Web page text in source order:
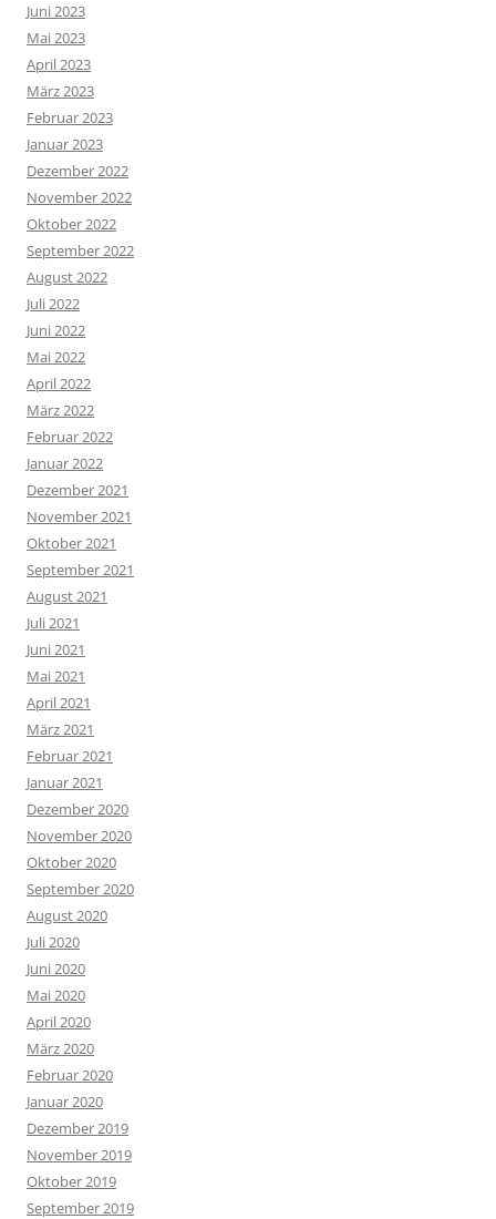
Juni 2023
Mai 2023
April 2023
März 2023
Februar 2023
Januar 2023
Dezember 2022
November 2022
Oktober 2022
September 2022
August 2022
Juli 2022
Juni 2022
Mai 2022
April 2022
März 2022
Februar 2022
Januar 2022
Dezember 2021
November 2021
Oktober 2021
September 2021
August 2021
Juli 2021
Juni 2021
Mai 2021
April 2021
März 2021
Februar 2021
Januar 2021
Dezember 2020
November 2020
Oktober 2020
September 2020
August 2020
Juli 2020
Juni 2020
Mai 2020
April 2020
März 2020
Februar 2020
Januar 2020
Dezember 2019
November 2019
Oktober 2019
September 2019